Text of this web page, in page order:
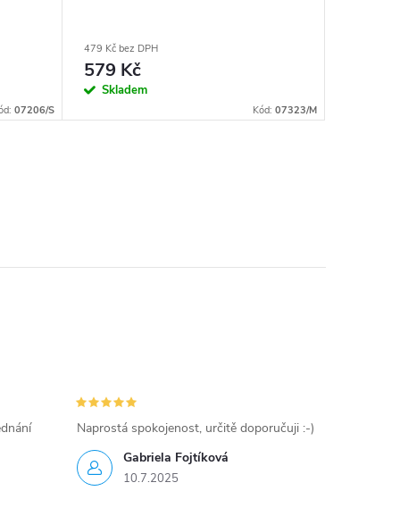
07206/S
479 Kč bez DPH
579 Kč
Skladem
Kód: 07323/M
Gabriela Fojtíková
10.7.2025
Naprostá spokojenost, určitě doporučuji :-)